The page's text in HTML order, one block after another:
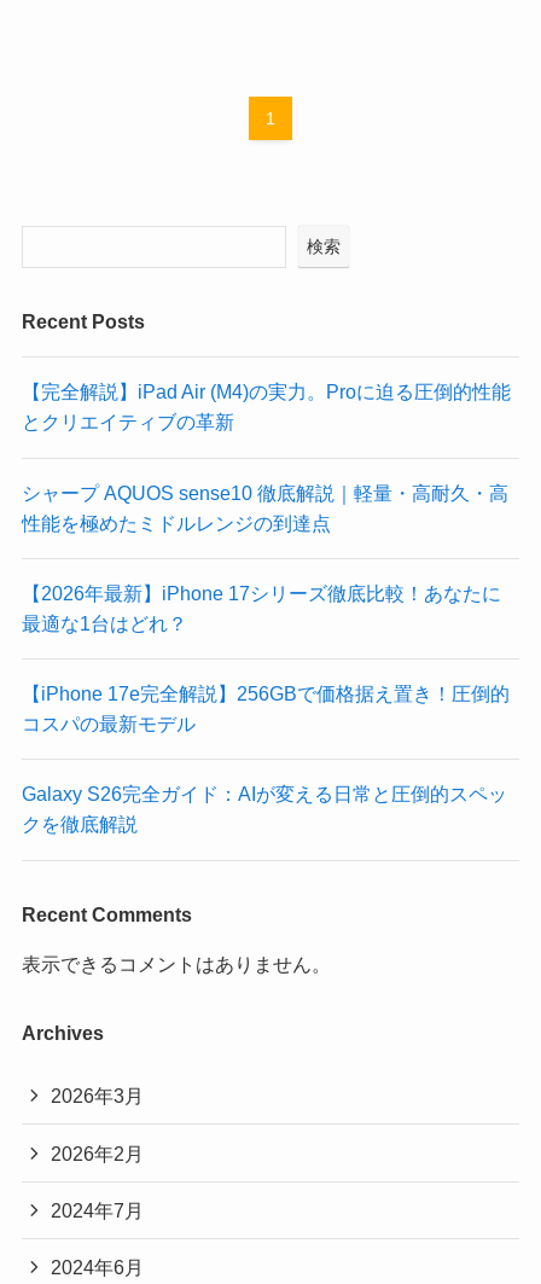
1
検索
Recent Posts
【完全解説】iPad Air (M4)の実力。Proに迫る圧倒的性能
とクリエイティブの革新
シャープ AQUOS sense10 徹底解説｜軽量・高耐久・高
性能を極めたミドルレンジの到達点
​【2026年最新】iPhone 17シリーズ徹底比較！あなたに
最適な1台はどれ？
【iPhone 17e完全解説】256GBで価格据え置き！圧倒的
コスパの最新モデル
Galaxy S26完全ガイド：AIが変える日常と圧倒的スペッ
クを徹底解説
Recent Comments
表示できるコメントはありません。
Archives
2026年3月
2026年2月
2024年7月
2024年6月